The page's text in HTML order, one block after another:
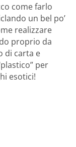
come farlo
un bel po’
realizzare
proprio da
di carta e
per
esotici!